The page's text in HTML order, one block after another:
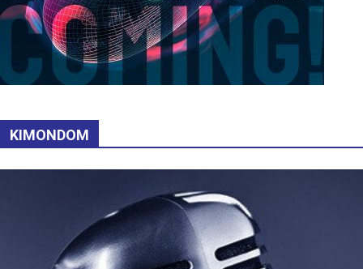
KIMONDOM